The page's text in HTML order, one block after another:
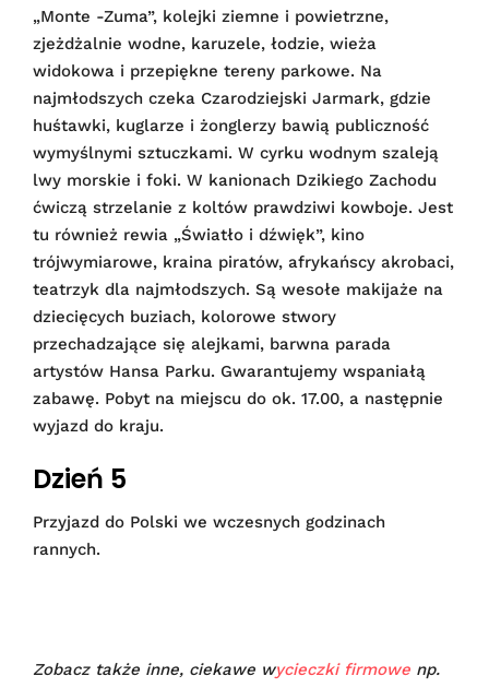
„Monte -Zuma”, kolejki ziemne i powietrzne,
zjeżdżalnie wodne, karuzele, łodzie, wieża
widokowa i przepiękne tereny parkowe. Na
najmłodszych czeka Czarodziejski Jarmark, gdzie
huśtawki, kuglarze i żonglerzy bawią publiczność
wymyślnymi sztuczkami. W cyrku wodnym szaleją
lwy morskie i foki. W kanionach Dzikiego Zachodu
ćwiczą strzelanie z koltów prawdziwi kowboje. Jest
tu również rewia „Światło i dźwięk”, kino
trójwymiarowe, kraina piratów, afrykańscy akrobaci,
teatrzyk dla najmłodszych. Są wesołe makijaże na
dziecięcych buziach, kolorowe stwory
przechadzające się alejkami, barwna parada
artystów Hansa Parku. Gwarantujemy wspaniałą
zabawę. Pobyt na miejscu do ok. 17.00, a następnie
wyjazd do kraju.
Dzień 5
Przyjazd do Polski we wczesnych godzinach
rannych.
Zobacz także inne, ciekawe wycieczki firmowe np.